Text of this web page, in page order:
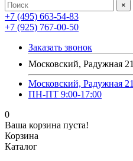
×
+7 (495) 663-54-83
+7 (925) 767-00-50
Заказать звонок
Московский, Радужная 21
Московский, Радужная 21
ПН-ПТ 9:00-17:00
0
Ваша корзина пуста!
Корзина
Каталог